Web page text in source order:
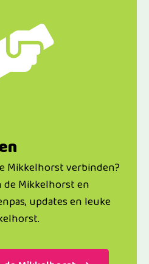
Mikkelhorst verbinden?
de Mikkelhorst en
updates en leuke